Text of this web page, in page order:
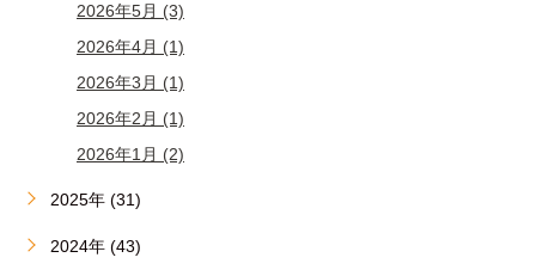
2026年5月 (3)
2026年4月 (1)
2026年3月 (1)
2026年2月 (1)
2026年1月 (2)
2025年 (31)
2024年 (43)